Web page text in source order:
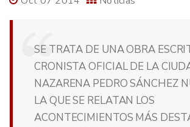
SE TRATA DE UNA OBRA
CRONISTA OFICIAL DE LA
NAZARENA PEDRO SÁNCHEZ
LA QUE SE RELATAN LOS
ACONTECIMIENTOS MÁS